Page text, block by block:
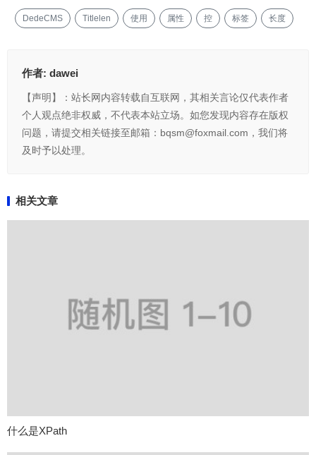
DedeCMS Titlelen 使用 属性 控 标签 长度
作者: dawei
【声明】：站长网内容转载自互联网，其相关言论仅代表作者
个人观点绝非权威，不代表本站立场。如您发现内容存在版权
问题，请提交相关链接至邮箱：bqsm@foxmail.com，我们将
及时予以处理。
相关文章
什么是XPath